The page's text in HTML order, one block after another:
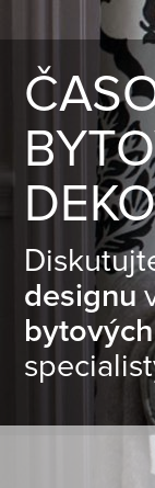
designu